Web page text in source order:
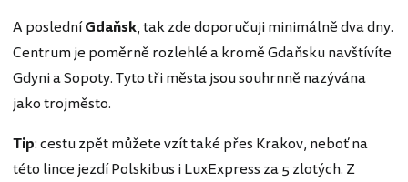
A posledníGdaňsk, tak zde doporučuji minimálně dva dny.
Centrum je poměrně rozlehlé a kromě Gdaňsku navštívíte
Gdyni a Sopoty. Tyto tři města jsou souhrnně nazývána
jako trojměsto.
Tip: cestu zpět můžete vzít také přes Krakov, neboť na
této lince jezdí Polskibus i LuxExpress za 5 zlotých. Z